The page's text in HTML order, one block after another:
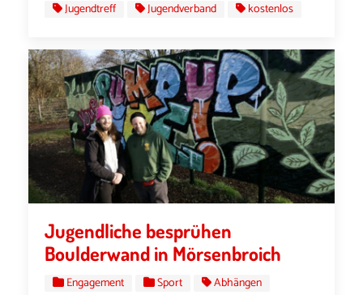
Jugendtreff
Jugendverband kostenlos
Jugendliche besprühen
Boulderwand in Mörsenbroich
Engagement Sport
Abhängen